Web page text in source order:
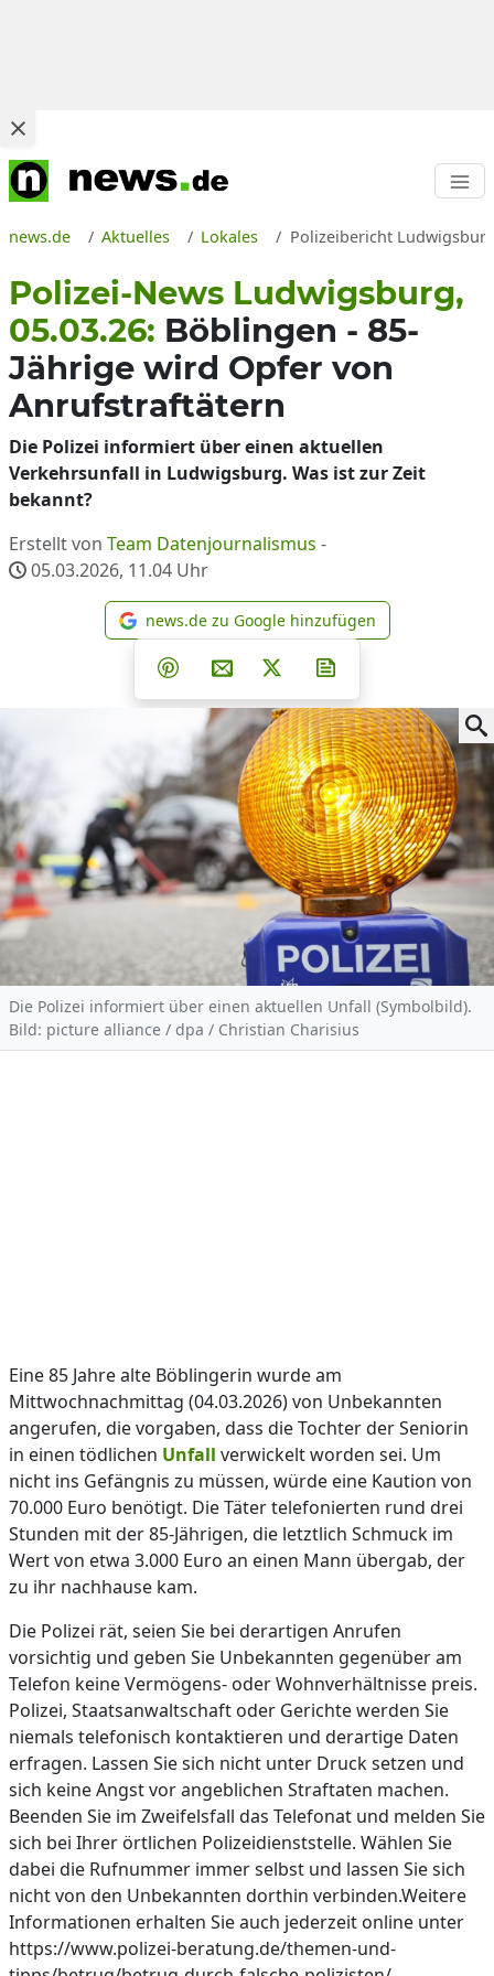
news.de Aktuelles Lokales Polizeibericht
Polizei-News Ludwigsburg,
05.03.26: Böblingen - 85-
Jährige wird Opfer von
Anrufstraftätern
Die Polizei informiert über einen aktuellen
Verkehrsunfall in Ludwigsburg. Was ist zur Zeit
bekannt?
Erstellt von Team Datenjournalismus -
05.03.2026, 11.04 Uhr
news.de zu Google
news.de zu Google hinzufügen
Teilen auf Facebook
Teilen auf Whatsapp
Teilen auf Telegram
Teilen auf Pinterest
Per E-Mail teilen
Post auf X
Die Polizei informiert über einen aktuellen Unfall (Symbolbild).
Bild: picture alliance / dpa / Christian Charisius
Eine 85 Jahre alte Böblingerin wurde am
Mittwochnachmittag (04.03.2026) von Unbekannten
angerufen, die vorgaben, dass die Tochter der Seniorin
in einen tödlichen Unfall verwickelt worden sei. Um
nicht ins Gefängnis zu müssen, würde eine Kaution von
70.000 Euro benötigt. Die Täter telefonierten rund drei
Stunden mit der 85-Jährigen, die letztlich Schmuck im
Wert von etwa 3.000 Euro an einen Mann übergab, der
zu ihr nachhause kam.
Die Polizei rät, seien Sie bei derartigen Anrufen
vorsichtig und geben Sie Unbekannten gegenüber am
Telefon keine Vermögens- oder Wohnverhältnisse preis.
Polizei, Staatsanwaltschaft oder Gerichte werden Sie
niemals telefonisch kontaktieren und derartige Daten
erfragen. Lassen Sie sich nicht unter Druck setzen und
sich keine Angst vor angeblichen Straftaten machen.
Beenden Sie im Zweifelsfall das Telefonat und melden Sie
sich bei Ihrer örtlichen Polizeidienststelle. Wählen Sie
dabei die Rufnummer immer selbst und lassen Sie sich
nicht von den Unbekannten dorthin verbinden.Weitere
Informationen erhalten Sie auch jederzeit online unter
https://www.polizei-beratung.de/themen-und-